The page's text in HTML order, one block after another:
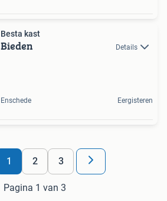
Besta kast
Bieden Details
Enschede Eergisteren
1 2 3
Pagina 1 van 3